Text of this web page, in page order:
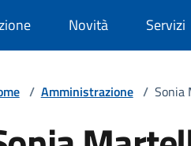
Novità Servizi
/ Amministrazione / Sonia